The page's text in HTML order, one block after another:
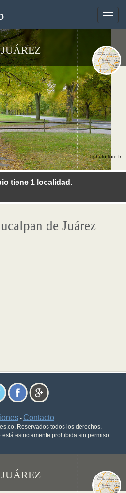
Toggle
tiene 1 localidad.
©photo-libre.fr
de Juárez
- Contacto
Reservados todos los derechos.
está estrictamente prohibida sin permiso.
Toggle